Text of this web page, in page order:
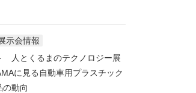
示会情報
人とくるまのテクノロジー展
に見る自動車用プラスチック
の動向